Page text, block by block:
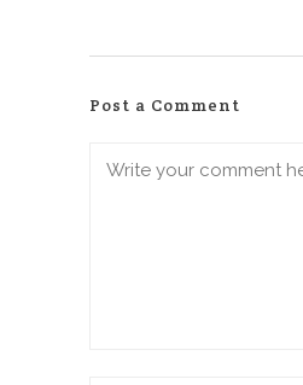
Post a Comment